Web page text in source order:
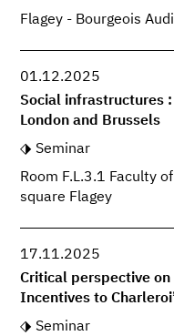
Flagey - Bourgeois
01.12.2025
Social infrastructures
London and Brussels
Seminar
Room F.L.3.1 Faculty
square Flagey
17.11.2025
Critical perspective on
Incentives to
Seminar